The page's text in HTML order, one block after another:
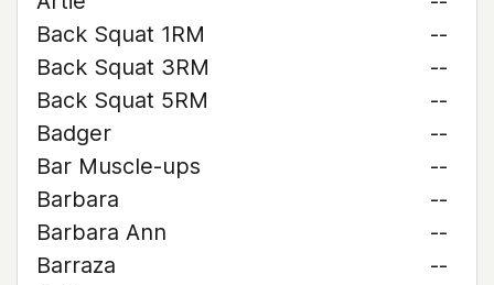
Back Squat 1RM
--
Back Squat 3RM
--
Back Squat 5RM
--
Badger
--
Bar Muscle-ups
--
Barbara
--
Barbara Ann
--
Barraza
--